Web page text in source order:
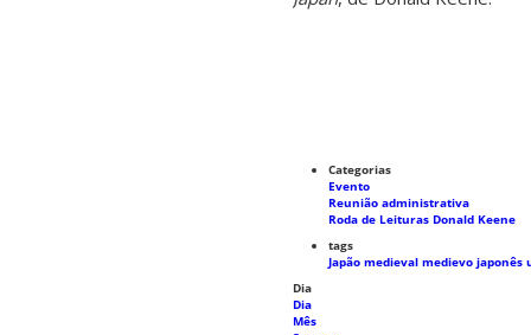
Categorias
Evento
Reunião administrativa
Roda de Leituras Donald Keene
tags
Japão medieval medievo japonês
Dia
Dia
Mês